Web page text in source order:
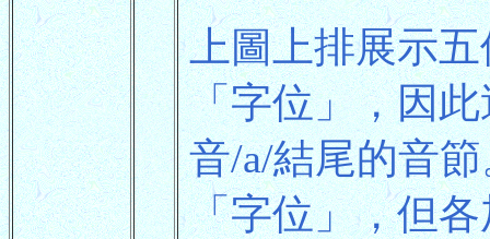
上圖上排展示
「字位」，因
音/a/結尾的音
「字位」，但